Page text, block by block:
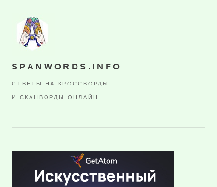
SPANWORDS.INFO
ОТВЕТЫ НА КРОССВОРДЫ
И СКАНВОРДЫ ОНЛАЙН